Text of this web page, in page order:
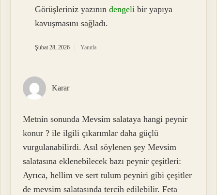
Görüşleriniz yazınındengeli bir yapıya
kavuşmasını sağladı.
Şubat 28, 2026 Yanıtla
Karar
Metnin sonunda Mevsim salataya hangi peynir
konur ? ile ilgili çıkarımlar daha güçlü
vurgulanabilirdi. Asıl söylenen şey Mevsim
salatasına eklenebilecek bazı peynir çeşitleri:
Ayrıca, hellim ve sert tulum peyniri gibi çeşitler
de mevsim salatasında tercih edilebilir. Feta